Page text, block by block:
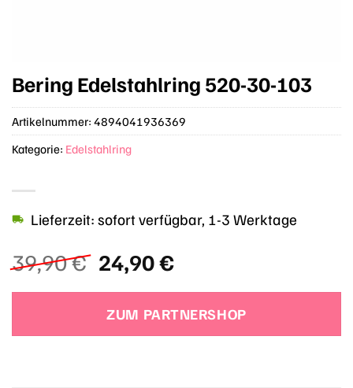
Bering Edelstahlring 520-30-103
39,90€ Ursprünglicher
Preis
war:
39,90 €
24,90€Aktueller
ist:
24,90 €.
Lieferzeit: sofort verfügbar, 1-3 Werktage
ZUM PARTNERSHOP
Artikelnummer: 4894041936369
Kategorie: Edelstahlring